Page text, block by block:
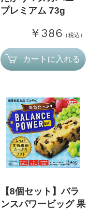
プレミアム 73g
￥386 （税込）
カートに入れる
【8個セット】バラ
ンスパワービッグ 果